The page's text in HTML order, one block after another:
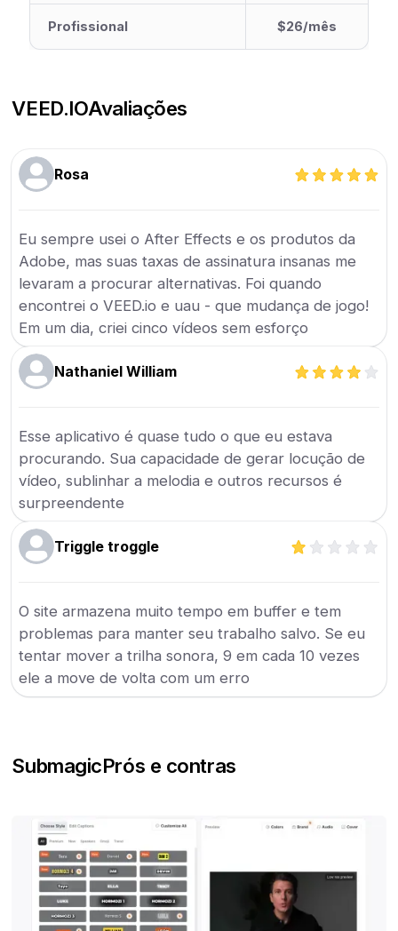
Profissional $26/mês
VEED.IOAvaliações
Rosa
Eu sempre usei o After Effects e os produtos da
Adobe, mas suas taxas de assinatura insanas me
levaram a procurar alternativas. Foi quando
encontrei o VEED.io e uau - que mudança de jogo!
Em um dia, criei cinco vídeos sem esforço
Nathaniel William
Esse aplicativo é quase tudo o que eu estava
procurando. Sua capacidade de gerar locução de
vídeo, sublinhar a melodia e outros recursos é
surpreendente
Triggle troggle
O site armazena muito tempo em buffer e tem
problemas para manter seu trabalho salvo. Se eu
tentar mover a trilha sonora, 9 em cada 10 vezes
ele a move de volta com um erro
SubmagicPrós e contras